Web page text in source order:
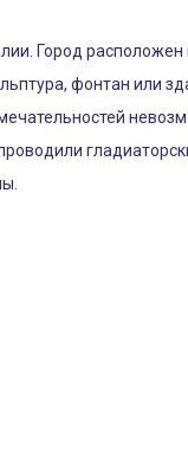
Город
фонтан или